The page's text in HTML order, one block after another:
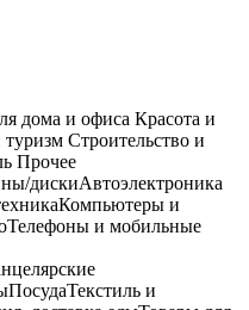
дома и офиса Красота и
Строительство и
Прочее
дискиАвтоэлектроника
Компьютеры и
Телефоны и мобильные
ПосудаТекстиль и